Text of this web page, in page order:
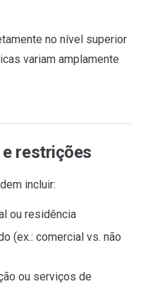
no nível superior
variam amplamente
restrições
incluir:
ou residência
(ex.: comercial vs. não
ou serviços de